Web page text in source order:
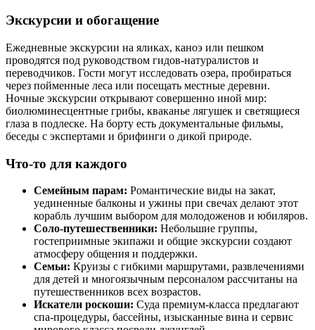
Экскурсии и обогащение
Ежедневные экскурсии на яликах, каноэ или пешком
проводятся под руководством гидов-натуралистов и
переводчиков. Гости могут исследовать озера, пробираться
через пойменные леса или посещать местные деревни.
Ночные экскурсии открывают совершенно иной мир:
биолюминесцентные грибы, кваканье лягушек и светящиеся
глаза в подлеске. На борту есть документальные фильмы,
беседы с экспертами и брифинги о дикой природе.
Что-то для каждого
Семейным парам: Романтические виды на закат,
уединенные балконы и ужины при свечах делают этот
корабль лучшим выбором для молодоженов и юбиляров.
Соло-путешественники: Небольшие группы,
гостеприимные экипажи и общие экскурсии создают
атмосферу общения и поддержки.
Семьи: Круизы с гибкими маршрутами, развлечениями
для детей и многоязычным персоналом рассчитаны на
путешественников всех возрастов.
Искатели роскоши: Суда премиум-класса предлагают
спа-процедуры, бассейны, изысканные вина и сервис